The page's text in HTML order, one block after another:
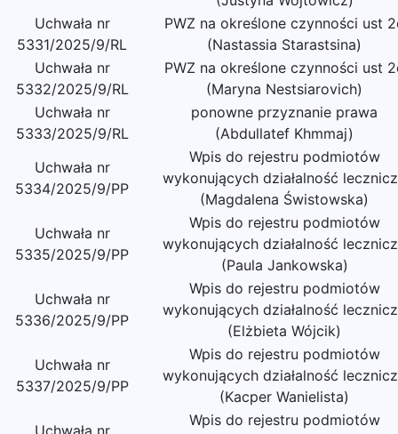
Uchwała nr
5331/2025/9/RL
PWZ na określone czynności ust
(Nastassia Starastsina)
Uchwała nr
5332/2025/9/RL
PWZ na określone czynności ust
(Maryna Nestsiarovich)
Uchwała nr
5333/2025/9/RL
ponowne przyznanie prawa
(Abdullatef Khmmaj)
Uchwała nr
5334/2025/9/PP
Wpis do rejestru podmiotów
wykonujących działalność
(Magdalena Świstowska)
Uchwała nr
5335/2025/9/PP
Wpis do rejestru podmiotów
wykonujących działalność
(Paula Jankowska)
Uchwała nr
5336/2025/9/PP
Wpis do rejestru podmiotów
wykonujących działalność
(Elżbieta Wójcik)
Uchwała nr
5337/2025/9/PP
Wpis do rejestru podmiotów
wykonujących działalność
(Kacper Wanielista)
Uchwała nr
Wpis do rejestru podmiotów